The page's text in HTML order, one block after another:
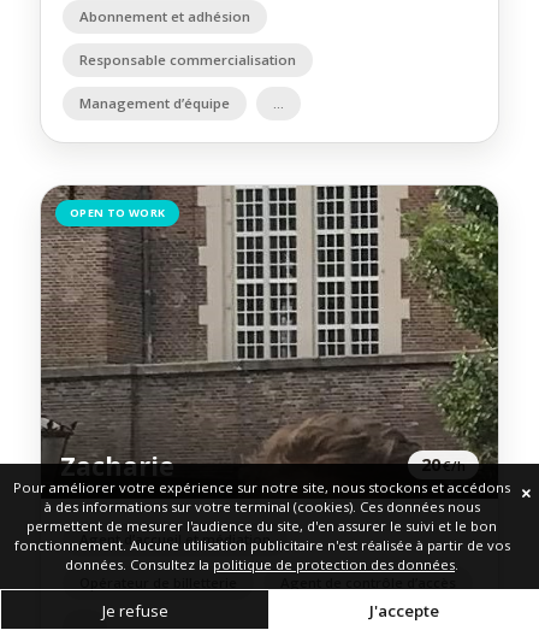
Abonnement et adhésion
Responsable commercialisation
Management d’équipe
OPEN TO WORK
Zacharie 20€/h
Agent d’accueil et médiation
Pour améliorer votre expérience sur notre site, nous stockons et accédons
à des informations sur votre terminal (cookies). Ces données nous
permettent de mesurer l'audience du site, d'en assurer le suivi et le bon
fonctionnement. Aucune utilisation publicitaire n'est réalisée à partir de vos
données. Consultez la politique de protection des données.
Je refuse J'accepte